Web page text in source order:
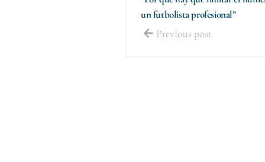
un futbolista profesional”
Previous post